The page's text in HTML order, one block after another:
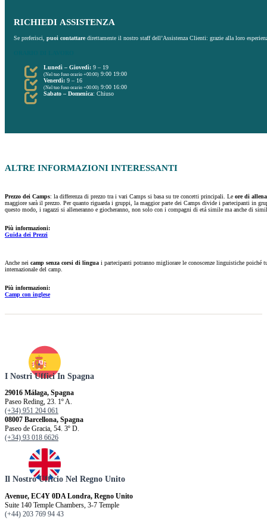
RICHIEDI ASSISTENZA
Se preferisci, puoi contattaredirettamente il nostro staff dell’Assistenza Clienti: grazie alla loro
Lunedì – Giovedì: 9 – 19
(Nel tuo fuso orario +00:00) 9:00 19:00
Venerdì: 9 – 16
(Nel tuo fuso orario +00:00) 9:00 16:00
Sabato – Domenica: Chiuso
ALTRE INFORMAZIONI INTERESSANTI
Prezzo dei Camps: la differenza di prezzo tra i vari Camps si basa su tre concetti principali. Le ore di
maggiore sarà il prezzo. Per quanto riguarda i gruppi, la maggior parte dei Camps divide i partecipanti in
questo modo, i ragazzi si alleneranno e giocheranno, non solo con i compagni di etá simile ma anche di
Più informazioni:
Guida dei Prezzi
Anche nei camp senza corsi di lingua i partecipanti potranno migliorare le conoscenze linguistiche poiché
internazionale del camp.
Più informazioni:
Camp con inglese
I Nostri Uffici In Spagna
29016 Málaga, Spagna
Paseo Reding, 23. 1º A.
(+34) 951 204 061
08007 Barcellona, ​​Spagna
Paseo de Gracia, 54. 3º D.
(+34) 93 018 6626
Il Nostro Ufficio Nel Regno Unito
Avenue, EC4Y 0DA Londra, Regno Unito
Suite 140 Temple Chambers, 3-7 Temple
(+44) 203 769 94 43